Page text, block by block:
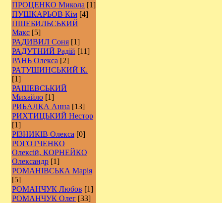
ПРОЦЕНКО Микола [1]
ПУШКАРЬОВ Кім [4]
ПШЕБИЛЬСЬКИЙ
Макс [5]
РАДИВИЛ Соня [1]
РАДУТНИЙ Радій [11]
РАНЬ Олекса [2]
РАТУШИНСЬКИЙ К.
[1]
РАШЕВСЬКИЙ
Михайло [1]
РИБАЛКА Анна [13]
РИХТИЦЬКИЙ Нестор
[1]
РІЗНИКІВ Олекса [0]
РОГОТЧЕНКО
Олексій, КОРНЕЙКО
Олександр [1]
РОМАНІВСЬКА Марія
[5]
РОМАНЧУК Любов [1]
РОМАНЧУК Олег [33]